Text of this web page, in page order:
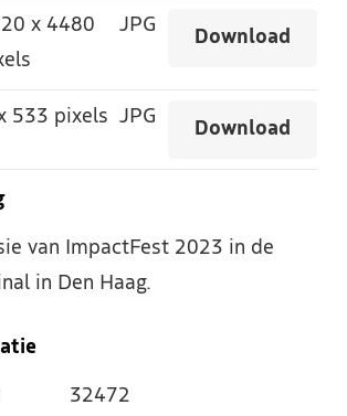
x 4480
JPG
Download
533 pixels JPG
Download
van ImpactFest 2023 in de
in Den Haag.
32472